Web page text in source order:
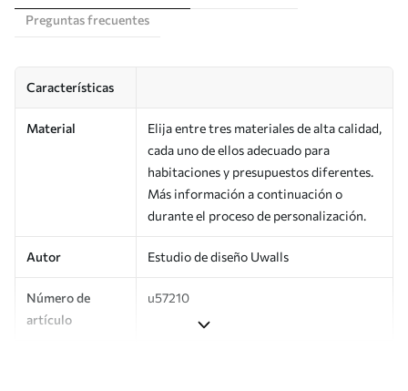
Preguntas frecuentes
Características
Material
Elija entre tres materiales de alta calidad,
cada uno de ellos adecuado para
habitaciones y presupuestos diferentes.
Más información a continuación o
durante el proceso de personalización.
Autor Estudio de diseño Uwalls
Número de
artículo
u57210